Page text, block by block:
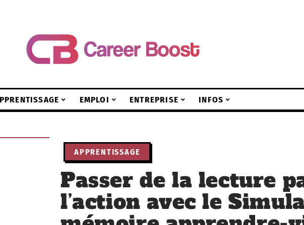
EMPLOI ENTREPRISE INFOS
APPRENTISSAGE
Passer de la lecture
l’action avec le